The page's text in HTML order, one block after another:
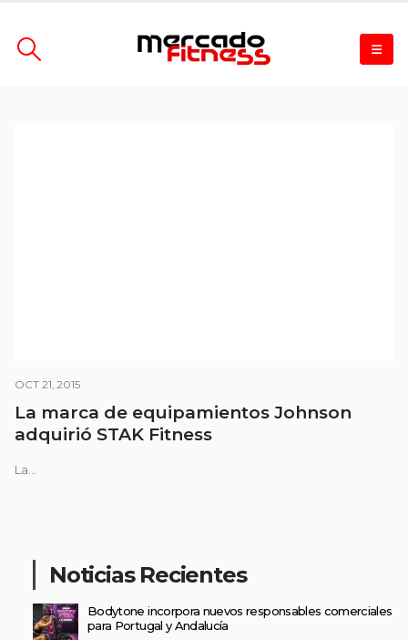
OCT 21, 2015
La marca de equipamientos Johnson
adquirió STAK Fitness
La...
Noticias Recientes
Bodytone incorpora nuevos responsables comerciales
para Portugal y Andalucía